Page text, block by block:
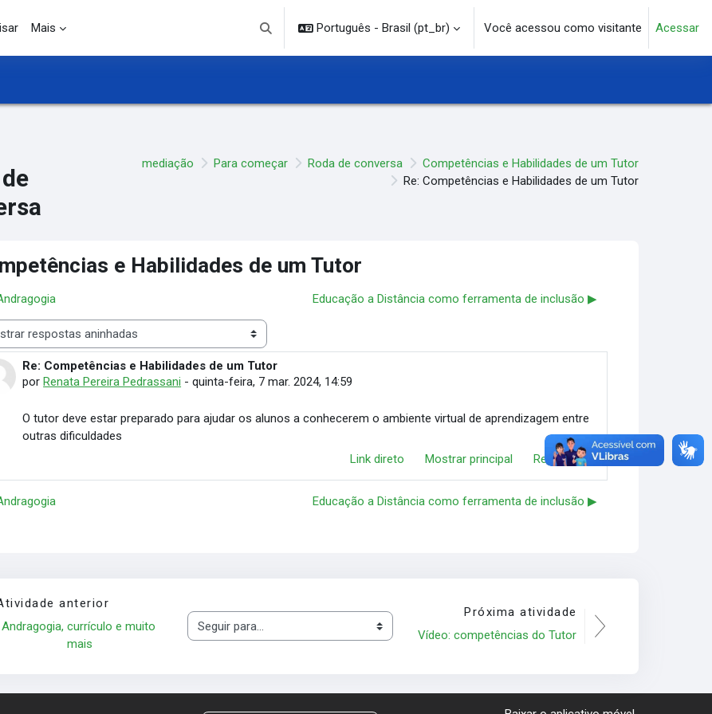
Mais
Alternar entrada de pesquisa
Português - Brasil ‎(pt_br)‎ Você acessou como visitante Acessar
mediação Para começar Roda de conversa
Competências e Habilidades de um Tutor
Re: Competências e Habilidades de um Tutor
e Habilidades de um Tutor
Educação a Distância como ferramenta de inclusão ▶︎
de visualização
Re: Competências e Habilidades de um Tutor
porRenata Pereira Pedrassani -quinta-feira, 7 mar. 2024, 14:59
Número de respostas: 0
O tutor deve estar preparado para ajudar os alunos a conhecerem o ambiente virtual de aprendizagem entre
outras dificuldades
Link direto
Mostrar principal Responder
Educação a Distância como ferramenta de inclusão ▶︎
anterior
Andragogia, currículo e muito
mais
Seguir para...
Próxima atividade
Vídeo: competências do Tutor